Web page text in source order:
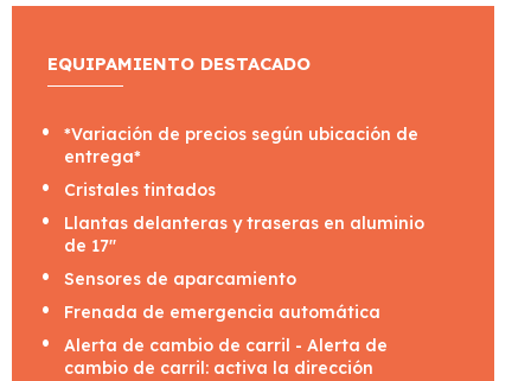
EQUIPAMIENTO DESTACADO
*Variación de precios según ubicación de
entrega*
Cristales tintados
Llantas delanteras y traseras en aluminio
de 17"
Sensores de aparcamiento
Frenada de emergencia automática
Alerta de cambio de carril - Alerta de
cambio de carril: activa la dirección